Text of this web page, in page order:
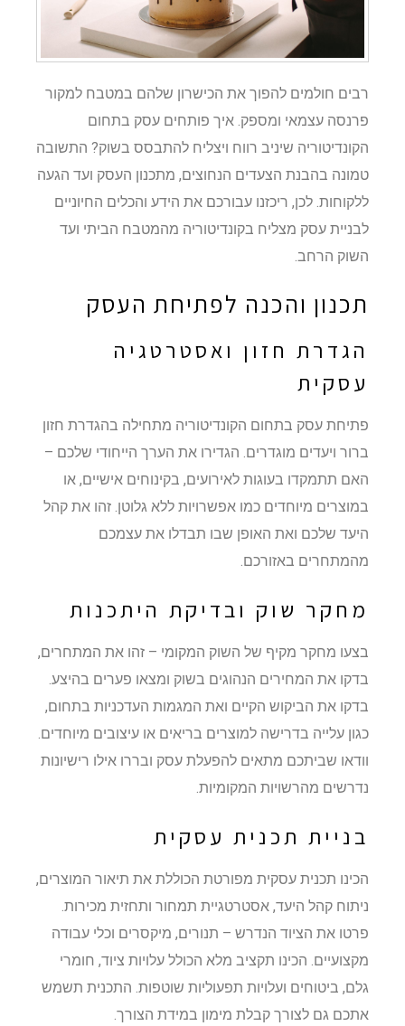
רבים חולמים להפוך את הכישרון שלהם במטבח למקור
פרנסה עצמאי ומספק. איך פותחים עסק בתחום
הקונדיטוריה שיניב רווח ויצליח להתבסס בשוק? התשובה
טמונה בהבנת הצעדים הנחוצים, מתכנון העסק ועד הגעה
ללקוחות. לכן, ריכזנו עבורכם את הידע והכלים החיוניים
לבניית עסק מצליח בקונדיטוריה מהמטבח הביתי ועד
השוק הרחב.
תכנון והכנה לפתיחת העסק
הגדרת חזון ואסטרטגיה
עסקית
פתיחת עסק בתחום הקונדיטוריה מתחילה בהגדרת חזון
ברור ויעדים מוגדרים. הגדירו את הערך הייחודי שלכם –
האם תתמקדו בעוגות לאירועים, בקינוחים אישיים, או
במוצרים מיוחדים כמו אפשרויות ללא גלוטן. זהו את קהל
היעד שלכם ואת האופן שבו תבדלו את עצמכם
מהמתחרים באזורכם.
מחקר שוק ובדיקת היתכנות
בצעו מחקר מקיף של השוק המקומי – זהו את המתחרים,
בדקו את המחירים הנהוגים בשוק ומצאו פערים בהיצע.
בדקו את הביקוש הקיים ואת המגמות העדכניות בתחום,
כגון עלייה בדרישה למוצרים בריאים או עיצובים מיוחדים.
וודאו שביתכם מתאים להפעלת עסק ובררו אילו רישיונות
נדרשים מהרשויות המקומיות.
בניית תכנית עסקית
הכינו תכנית עסקית מפורטת הכוללת את תיאור המוצרים,
ניתוח קהל היעד, אסטרטגיית תמחור ותחזית מכירות.
פרטו את הציוד הנדרש – תנורים, מיקסרים וכלי עבודה
מקצועיים. הכינו תקציב מלא הכולל עלויות ציוד, חומרי
גלם, ביטוחים ועלויות תפעוליות שוטפות. התכנית תשמש
אתכם גם לצורך קבלת מימון במידת הצורך.